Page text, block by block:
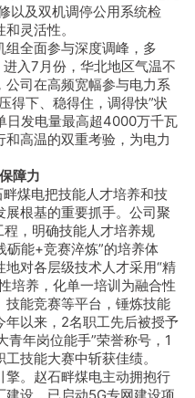
以及双机调停公用系统检
灵活性。
全面参与深度调峰，多
入7月份，华北地区气温不
公司在高频宽幅参与电力系
得下、稳得住，调得快”状
日发电量最高超4000万千瓦
高温的双重考验，为电力
障力
煤电把技能人才培养和技
根基的重要抓手。公司聚
程，明确技能人才培养规
砺能+竞赛淬炼”的培养体
对各层级技术人才采用“精
培养，化单一培训为融合性
能竞赛等平台，锤炼技能
年以来，2名职工先后被授予
青年岗位能手”荣誉称号，1
技能大赛中斩获佳绩。
。赵石畔煤电主动拥抱行